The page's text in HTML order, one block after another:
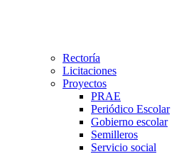
Rectoría
Licitaciones
Proyectos
PRAE
Periódico Escolar
Gobierno escolar
Semilleros
Servicio social